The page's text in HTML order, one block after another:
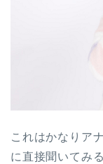
これはかなりア
に直接聞いてみ